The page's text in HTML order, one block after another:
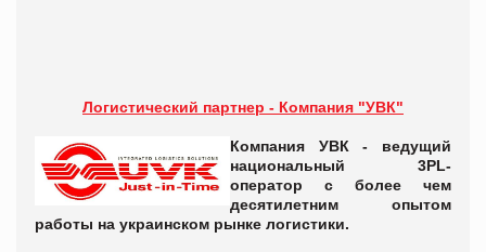
Логистический партнер - Компания "УВК"
Компания УВК - ведущий
национальный 3PL-
оператор с более чем
десятилетним опытом
работы на украинском рынке логистики.